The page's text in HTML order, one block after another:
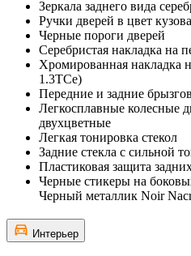
Зеркала заднего вида
Ручки дверей в цвет кузова
Черные пороги дверей
Серебристая накладка на
Хромированная накладка
1.3TCe)
Передние и задние
Легкосплавные колесные
двухцветные
Легкая тонировка стекол
Задние стекла с сильной
Пластиковая защита
Черные стикеры на
Черный металлик Noir
Интерьер